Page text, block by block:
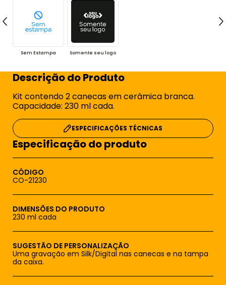
Sem Estampa Somente seu logo
Descrição do Produto
Kit contendo 2 canecas em cerâmica branca.
Capacidade: 230 ml cada.
ESPECIFICAÇÕES TÉCNICAS
Especificação do produto
CÓDIGO
CO-21230
DIMENSÕES DO PRODUTO
230 ml cada
SUGESTÃO DE PERSONALIZAÇÃO
Uma gravação em Silk/Digital nas canecas e na tampa
da caixa.